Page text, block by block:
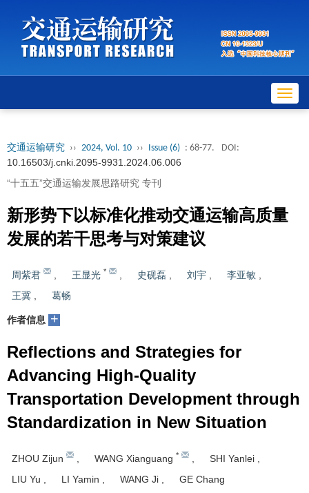
交通运输研究 ›› 2024, Vol. 10 ›› Issue (6) : 68-77. DOI:
10.16503/j.cnki.2095-9931.2024.06.006
“十五五”交通运输发展思路研究 专刊
新形势下以标准化推动交通运输高质量
发展的若干思考与对策建议
周紫君 王显光 * 史砚磊 刘宇 李亚敏
王冀
葛畅
作者信息 +
Reflections and Strategies for
Advancing High-Quality
Transportation Development through
Standardization in New Situation
ZHOU Zijun WANG Xianguang * SHI Yanlei
LIU Yu
LI Yamin WANG Ji GE Chang